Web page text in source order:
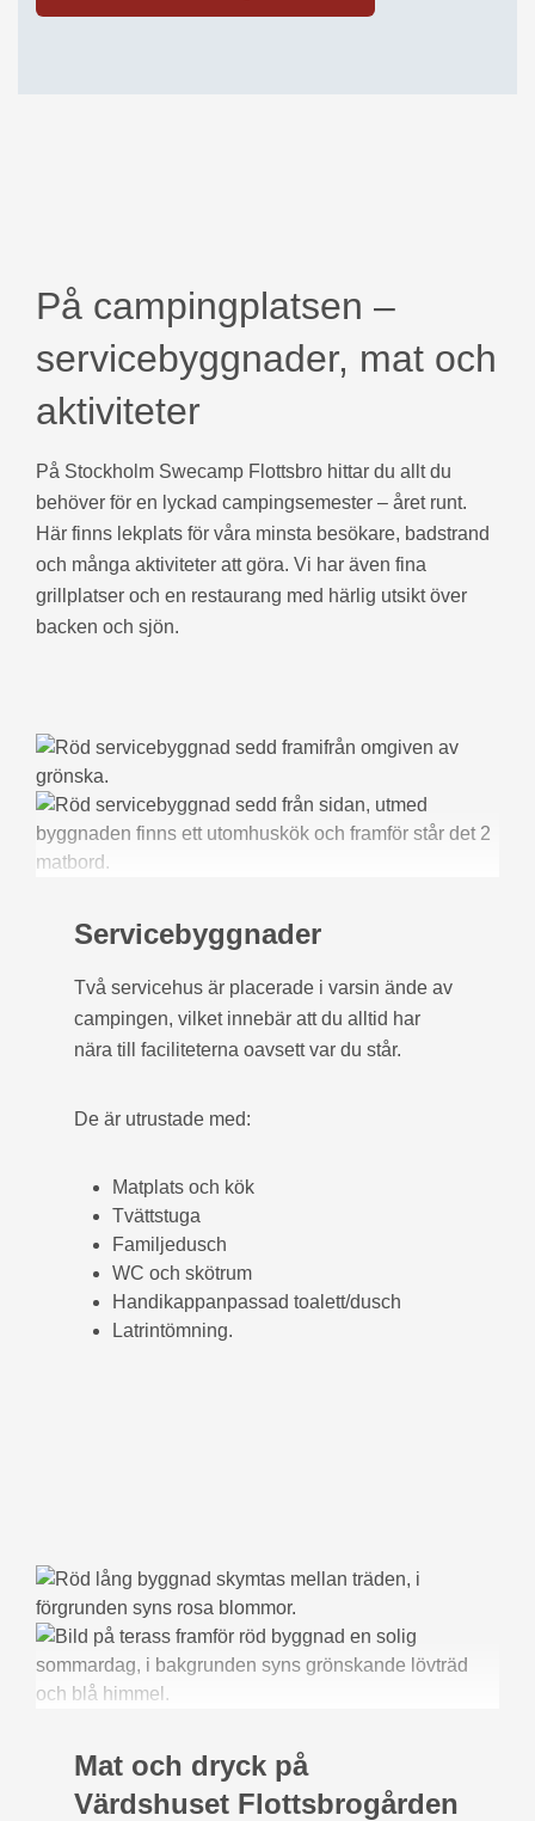
På campingplatsen –
servicebyggnader, mat och
aktiviteter
På Stockholm Swecamp Flottsbro hittar du allt du
behöver för en lyckad campingsemester – året runt.
Här finns lekplats för våra minsta besökare, badstrand
och många aktiviteter att göra. Vi har även fina
grillplatser och en restaurang med härlig utsikt över
backen och sjön.
Servicebyggnader
Två servicehus är placerade i varsin ände av
campingen, vilket innebär att du alltid har
nära till faciliteterna oavsett var du står.
De är utrustade med:
Matplats och kök
Tvättstuga
Familjedusch
WC och skötrum
Handikappanpassad toalett/dusch
Latrintömning.
Mat och dryck på
Värdshuset Flottsbrogården